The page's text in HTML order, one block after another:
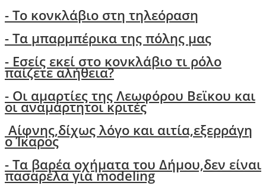
- Τo κονκλάβιο στη τηλεόραση
- Τα μπαρμπέρικα της πόλης μας
- Εσείς εκεί στο κονκλάβιο τι ρόλο
παίζετε αλήθεια?
- Οι αμαρτίες της Λεωφόρου Βεϊκου και
οι αναμάρτητοι κριτές
Αίφνης,δίχως λόγο και αιτία,εξερράγη
ο Ίκαρος
- Tα βαρέα οχήματα του Δήμου,δεν είναι
πασαρέλα για modeling